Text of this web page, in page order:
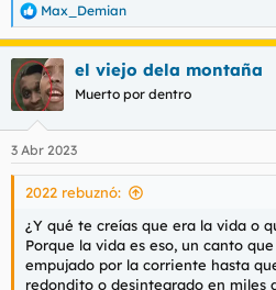
R
e
a
c
c
i
e
s
Max_Demian
el viejo dela montaña
Muerto por dentro
3 Abr 2023
2022 rebuznó:
¿Y qué te creías que era la vida o
Porque la vida es eso, un canto
empujado por la corriente hasta
redondito o desintegrado en miles